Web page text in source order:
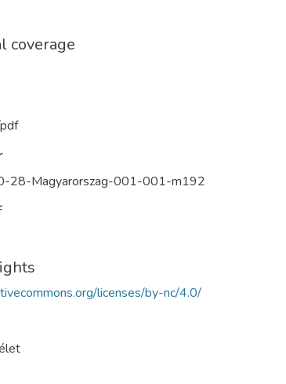
coverage
28-Magyarorszag-001-001-m192
licenses/by-nc/4.0/